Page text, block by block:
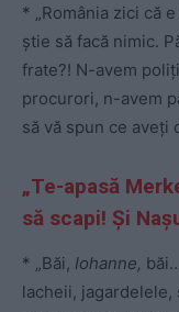
* „România zici că
știe să facă nimic.
frate?! N-avem
procurori, n-avem
să vă spun ce aveți
„Te-apasă
să scapi! Și
* „Băi, Iohanne,
lacheii, jagardelele,